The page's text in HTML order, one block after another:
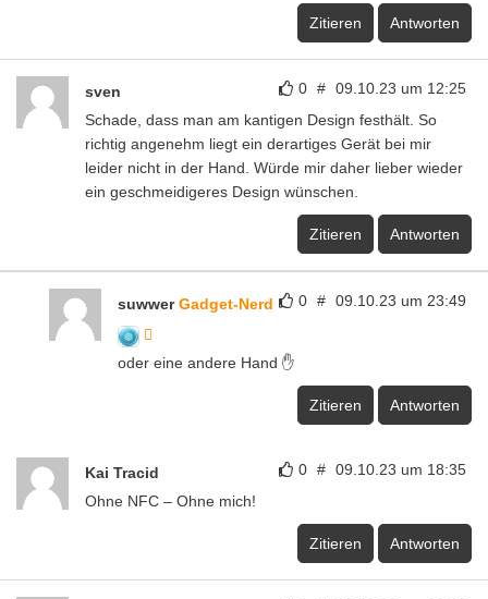
Zitieren Antworten
0 # 09.10.23 um 12:25
sven
Schade, dass man am kantigen Design festhält. So
richtig angenehm liegt ein derartiges Gerät bei mir
leider nicht in der Hand. Würde mir daher lieber wieder
ein geschmeidigeres Design wünschen.
Zitieren Antworten
0 # 09.10.23 um 23:49
suwwerGadget-Nerd
oder eine andere Hand ✋
Zitieren Antworten
0 # 09.10.23 um 18:35
Kai Tracid
Ohne NFC – Ohne mich!
Zitieren Antworten